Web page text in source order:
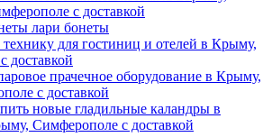
с доставкой
лари бонеты
для гостиниц и отелей в Крыму,
доставкой
прачечное оборудование в Крыму,
с доставкой
новые гладильные каландры в
Симферополе с доставкой